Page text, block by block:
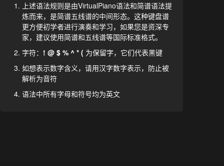
上述语法规则是由VirtualPiano语法和简谱语法提
炼而来，是简谱五线谱的中间形态。这种键盘谱
更方便初学者进行演奏和学习，如果您是资深专
家，建议使用简谱和五线谱等国际标准格式。
字符： ! @ $ % ^ * ( 为保留字，它们代表黑键
如想表示数字含义，请用汉字数字表示，防止被
解析为音符
语法中所有字母和符号均为英文